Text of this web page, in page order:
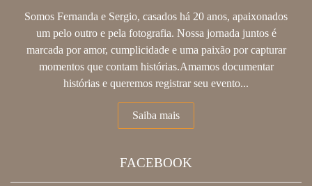
Somos Fernanda e Sergio, casados há 20 anos, apaixonados
um pelo outro e pela fotografia. Nossa jornada juntos é
marcada por amor, cumplicidade e uma paixão por capturar
momentos que contam histórias.Amamos documentar
histórias e queremos registrar seu evento...
Saiba mais
FACEBOOK